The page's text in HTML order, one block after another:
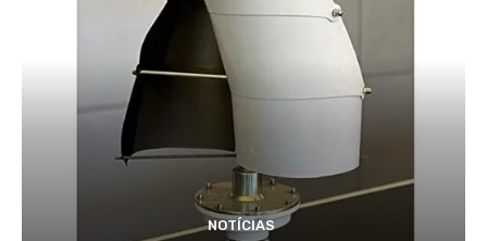
NOTÍCIAS